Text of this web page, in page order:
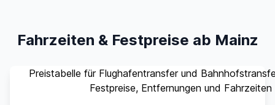
Fahrzeiten & Festpreise ab Mainz
Preistabelle für Flughafentransfer und
Festpreise, Entfernungen und Fahrzeiten